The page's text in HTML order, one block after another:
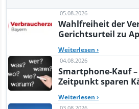
05.08.2026
Wahlfreiheit der
Gerichtsurteil zu
Weiterlesen ›
04.08.2026
Smartphone-Kauf –
Zeitpunkt sparen
Weiterlesen ›